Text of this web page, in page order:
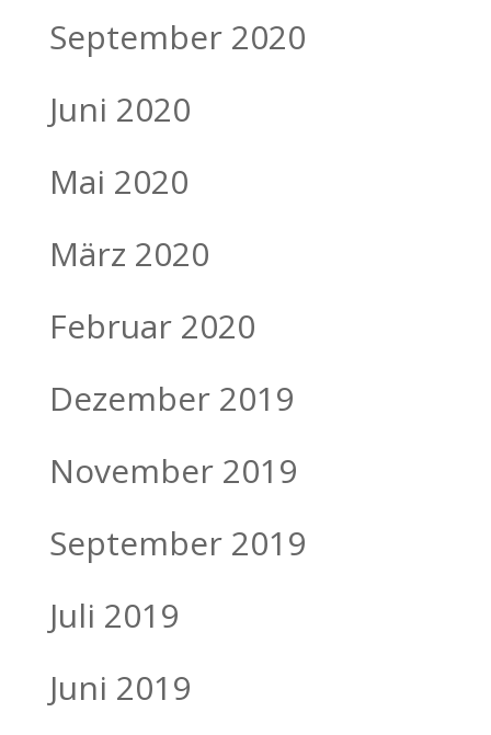
September 2020
Juni 2020
Mai 2020
März 2020
Februar 2020
Dezember 2019
November 2019
September 2019
Juli 2019
Juni 2019